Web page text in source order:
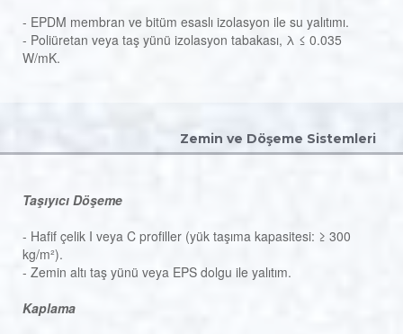
- EPDM membran ve bitüm esaslı izolasyon ile su yalıtımı.
- Poliüretan veya taş yünü izolasyon tabakası, λ ≤ 0.035
W/mK.
Zemin ve Döşeme Sistemleri
Taşıyıcı Döşeme
- Hafif çelik I veya C profiller (yük taşıma kapasitesi: ≥ 300
kg/m²).
- Zemin altı taş yünü veya EPS dolgu ile yalıtım.
Kaplama